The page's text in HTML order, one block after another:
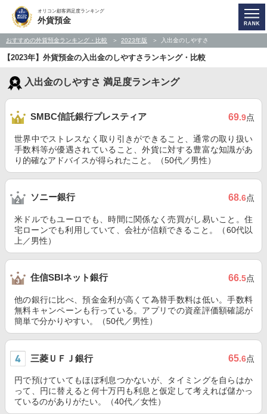
オリコン顧客満足度ランキング
外貨預金
おすすめの外貨預金ランキング・比較 2023年版 入出金のしやすさ
【2023年】外貨預金の入出金のしやすさランキング・比較
入出金のしやすさ 満足度ランキング
SMBC信託銀行プレスティア 69.9点
世界中でストレスなく取り引きができること、通常の取り扱い
手数料等が優遇されていること、外貨に対する豊富な知識があ
り的確なアドバイスが得られたこと。（50代／男性）
ソニー銀行 68.6点
米ドルでもユーロでも、時間に関係なく売買がし易いこと。住
宅ローンでも利用していて、会社が信頼できること。（60代以
上／男性）
住信SBIネット銀行 66.5点
他の銀行に比べ、預金金利が高くて為替手数料は低い。手数料
無料キャンペーンも行っている。アプリでの資産評価額確認が
簡単で分かりやすい。（50代／男性）
三菱ＵＦＪ銀行 65.6点
円で預けていてもほぼ利息つかないが、タイミングを自らはか
って、円に替えると何十万円も利息と仮定して考えれば儲かっ
ているのがありがたい。（40代／女性）